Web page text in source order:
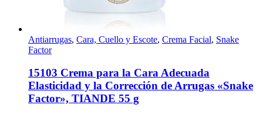
Antiarrugas, Cara, Cuello y Escote, Crema Facial, Snake
Factor
15103 Crema para la Cara Adecuada
Elasticidad y la Corrección de Arrugas «Snake
Factor», TIANDE 55 g